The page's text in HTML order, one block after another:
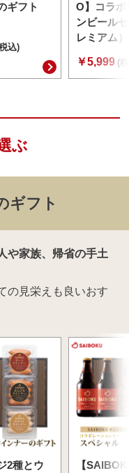
ギフト
込)
O】コラボ
ンビール
レミアム
￥5,999 (
ぶ
ギフト
や家族、帰省の手土
の見栄えも良いおす
2種とウ
【